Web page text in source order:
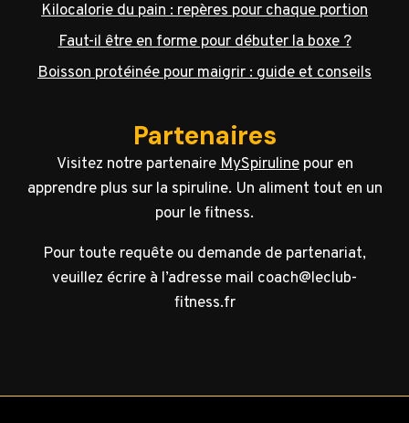
Kilocalorie du pain : repères pour chaque portion
Faut-il être en forme pour débuter la boxe ?
Boisson protéinée pour maigrir : guide et conseils
Partenaires
Visitez notre partenaireMySpirulinepour en
apprendre plus sur la spiruline. Un aliment tout en un
pour le fitness.
Pour toute requête ou demande de partenariat,
veuillez écrire à l’adresse mail coach@leclub-
fitness.fr